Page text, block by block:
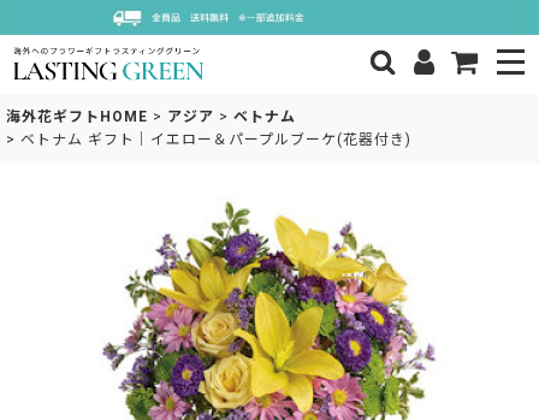
海外花ギフトHOME > アジア > ベトナム
> ベトナム ギフト｜イエロー＆パープルブーケ(花器付き)